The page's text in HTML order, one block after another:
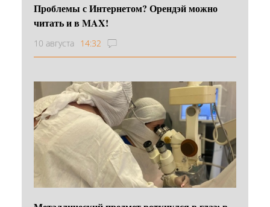
Проблемы с Интернетом? Орендэй можно
читать и в MAX!
10 августа 14:32